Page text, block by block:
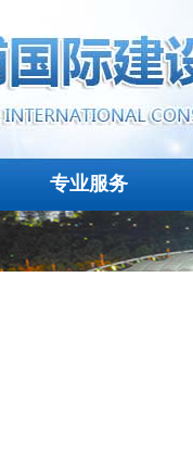
专业服务